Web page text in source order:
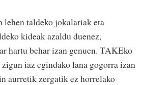
taldeko jokalariak eta
kideak azaldu duenez,
hartu behar izan genuen. TAKEko
iaz egindako lana gogorra izan
aurretik zergatik ez horrelako